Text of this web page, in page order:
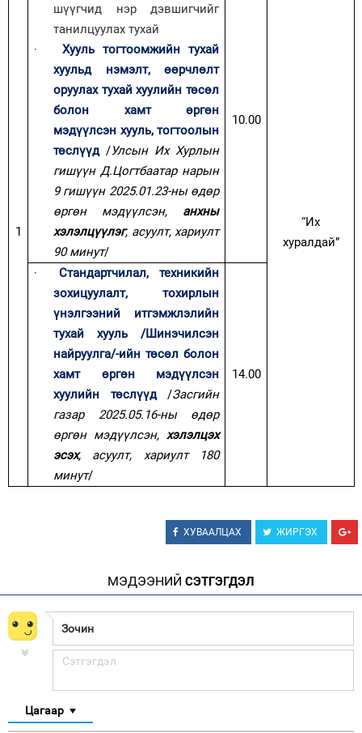
1
шүүгчид нэр дэвшигчийг
танилцуулах тухай
·
Хууль тогтоомжийн тухай
хуульд нэмэлт, өөрчлөлт
оруулах тухай хуулийн төсөл
болон хамт өргөн
мэдүүлсэн хууль, тогтоолын
төслүүд/Улсын Их Хурлын
гишүүн Д.Цогтбаатар нарын
9 гишүүн 2025.01.23-ны өдөр
өргөн мэдүүлсэн, анхны
хэлэлцүүлэг, асуулт, хариулт
90 минут/
10.00
“Их
хуралдай”
·
Стандартчилал, техникийн
зохицуулалт, тохирлын
үнэлгээний итгэмжлэлийн
тухай хууль /Шинэчилсэн
найруулга/-ийн төсөл болон
хамт өргөн мэдүүлсэн
хуулийн төслүүд/Засгийн
газар 2025.05.16-ны өдөр
өргөн мэдүүлсэн, хэлэлцэх
эсэх, асуулт, хариулт 180
минут/
14.00
ХУВААЛЦАХ ЖИРГЭХ
МЭДЭЭНИЙ СЭТГЭГДЭЛ
Цагаар